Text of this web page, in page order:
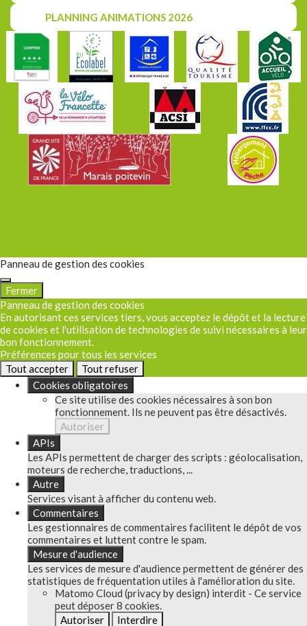
PLANNING ANIMATIONS 2026
Panneau de gestion des cookies
Fermer
Panneau de gestion des cookies
En autorisant ces services tiers, vous acceptez le dépôt et la lecture
de cookies et l'utilisation de technologies de suivi nécessaires à leur
bon fonctionnement.
Préférences pour tous les services
Tout accepter
Tout refuser
Cookies obligatoires
Ce site utilise des cookies nécessaires à son bon
fonctionnement. Ils ne peuvent pas être désactivés.
Autoriser
APIs
Les APIs permettent de charger des scripts : géolocalisation,
moteurs de recherche, traductions, ...
Autre
Services visant à afficher du contenu web.
Commentaires
Les gestionnaires de commentaires facilitent le dépôt de vos
commentaires et luttent contre le spam.
Mesure d'audience
Les services de mesure d'audience permettent de générer des
statistiques de fréquentation utiles à l'amélioration du site.
Matomo Cloud (privacy by design) interdit - Ce service
peut déposer 8 cookies.
Autoriser
Interdire